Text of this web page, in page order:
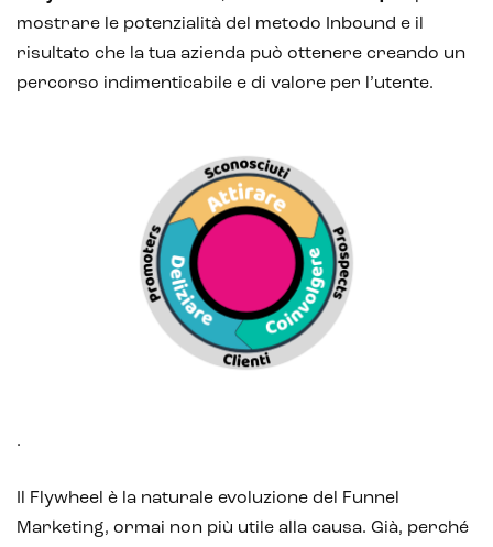
mostrare le potenzialità del metodo Inbound e il
risultato che la tua azienda può ottenere creando un
percorso indimenticabile e di valore per l’utente.
.
Il Flywheel è la naturale evoluzione del Funnel
Marketing, ormai non più utile alla causa. Già, perché